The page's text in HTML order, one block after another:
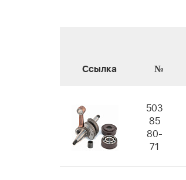
Ссылка №
503
85
80-
71